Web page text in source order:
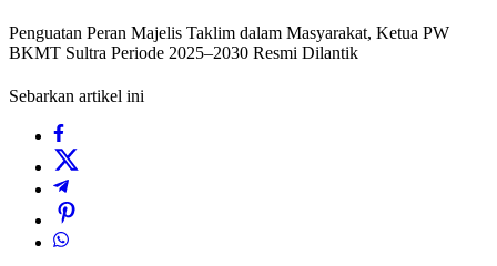
Penguatan Peran Majelis Taklim dalam Masyarakat, Ketua PW
BKMT Sultra Periode 2025–2030 Resmi Dilantik
Sebarkan artikel ini